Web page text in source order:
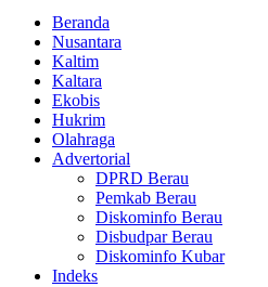
Beranda
Nusantara
Kaltim
Kaltara
Ekobis
Hukrim
Olahraga
Advertorial
DPRD Berau
Pemkab Berau
Diskominfo Berau
Disbudpar Berau
Diskominfo Kubar
Indeks